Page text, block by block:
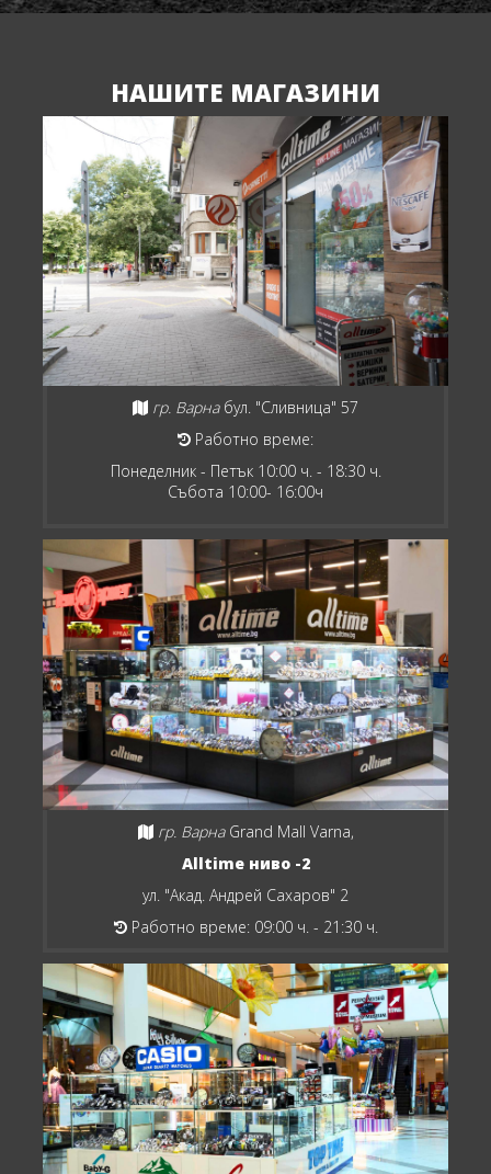
НАШИТЕ МАГАЗИНИ
гр. Варна бул. "Сливница" 57
Работно време:
Понеделник - Петък 10:00 ч. - 18:30 ч.
Събота 10:00- 16:00ч
гр. Варна Grand Mall Varna,
Alltime ниво -2
ул. "Акад. Андрей Сахаров" 2
Работно време: 09:00 ч. - 21:30 ч.